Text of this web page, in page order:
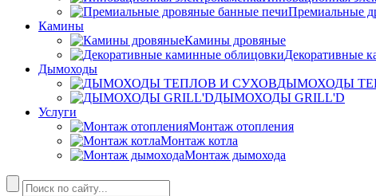
Премиальные
Камины
Камины дровяные
Декоративные
Дымоходы
ДЫМОХОДЫ
ДЫМОХОДЫ GRILL'D
Услуги
Монтаж отопления
Монтаж котла
Монтаж дымохода